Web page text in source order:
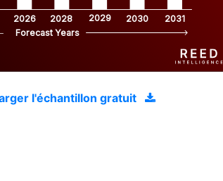
2026 2028 2029 2030 2031
Forecast Years
l'échantillon gratuit